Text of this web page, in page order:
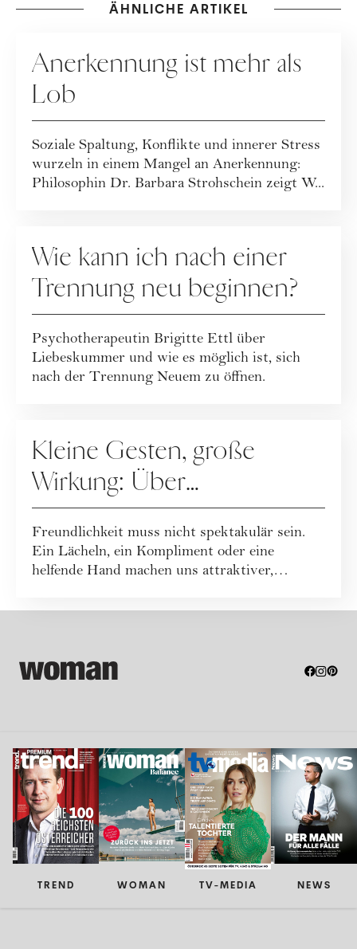
ÄHNLICHE ARTIKEL
Anerkennung ist mehr als
Lob
Soziale Spaltung, Konflikte und innerer Stress
wurzeln in einem Mangel an Anerkennung:
Philosophin Dr. Barbara Strohschein zeigt W...
Wie kann ich nach einer
Trennung neu beginnen?
Psychotherapeutin Brigitte Ettl über
Liebeskummer und wie es möglich ist, sich
nach der Trennung Neuem zu öffnen.
Kleine Gesten, große
Wirkung: Über
Freundlichkeit im Alltag
Freundlichkeit muss nicht spektakulär sein.
Ein Lächeln, ein Kompliment oder eine
helfende Hand machen uns attraktiver,
TREND WOMAN TV-MEDIA NEWS